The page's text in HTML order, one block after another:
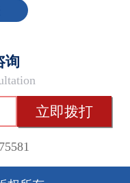
询
立即拨打